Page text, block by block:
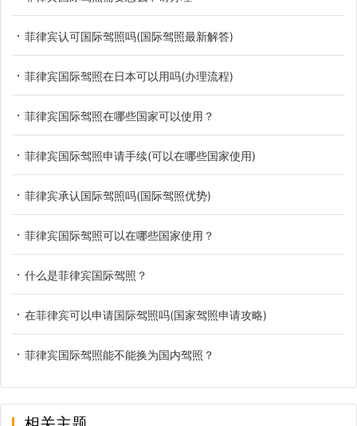
菲律宾认可国际驾照吗(国际驾照最新解答)
菲律宾国际驾照在日本可以用吗(办理流程)
菲律宾国际驾照在哪些国家可以使用？
菲律宾国际驾照申请手续(可以在哪些国家使用)
菲律宾承认国际驾照吗(国际驾照优势)
菲律宾国际驾照可以在哪些国家使用？
什么是菲律宾国际驾照？
在菲律宾可以申请国际驾照吗(国家驾照申请攻略)
菲律宾国际驾照能不能换为国内驾照？